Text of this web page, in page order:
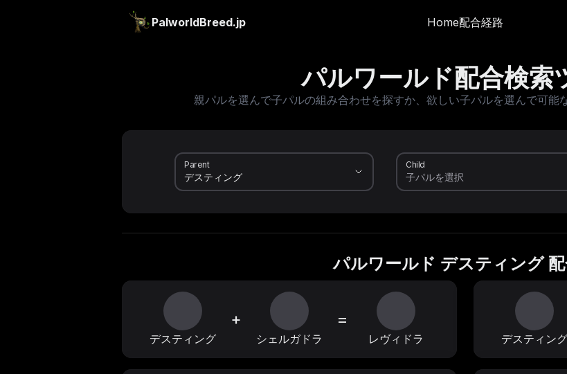
PalworldBreed.jp Home配合経路
パルワールド配合検索
親パルを選んで子パルの組み合わせを探すか、欲しい子パルを選んで可能
Parent Child
パルワールド デスティング
デスティング
+
シェルガドラ
=
レヴィドラ デスティング